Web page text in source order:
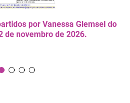
por Vanessa Glemsel do
de novembro de 2026.